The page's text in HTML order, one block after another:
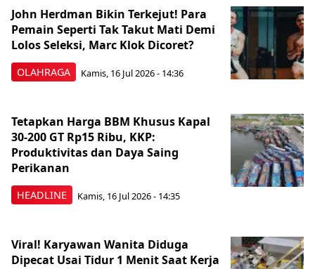
OLAHRAGA
John Herdman Bikin Terkejut! Para
Pemain Seperti Tak Takut Mati Demi
Lolos Seleksi, Marc Klok Dicoret?
Kamis, 16 Jul 2026 - 14:36
HEADLINE
Tetapkan Harga BBM Khusus Kapal
30-200 GT Rp15 Ribu, KKP:
Produktivitas dan Daya Saing
Perikanan
Kamis, 16 Jul 2026 - 14:35
Viral! Karyawan Wanita Diduga
Dipecat Usai Tidur 1 Menit Saat Kerja